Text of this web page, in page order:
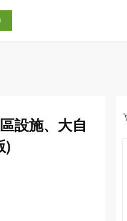
設施、大自
)